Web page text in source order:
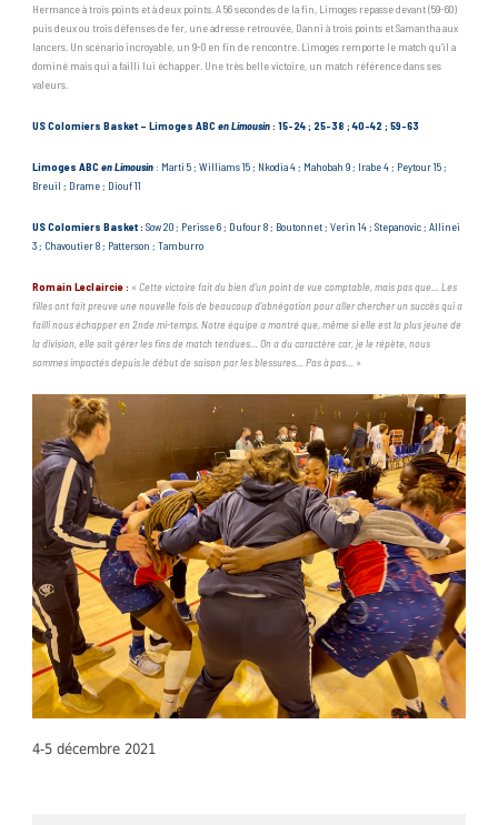
Hermance à trois points et à deux points. A 56 secondes de la fin, Limoges repasse devant (59-60)
puis deux ou trois défenses de fer, une adresse retrouvée, Danni à trois points et Samantha aux
lancers. Un scénario incroyable, un 9-0 en fin de rencontre. Limoges remporte le match qu’il a
dominé mais qui a failli lui échapper. Une très belle victoire, un match référence dans ses
valeurs.
US Colomiers Basket – Limoges ABCen Limousin: 15-24 ; 25-38 ; 40-42 ; 59-63
Limoges ABCen Limousin : Marti 5 ; Williams 15 ; Nkodia 4 ; Mahobah 9 ; Irabe 4 ; Peytour 15 ;
Breuil ; Drame ; Diouf 11
US Colomiers Basket : Sow 20 ; Perisse 6 ; Dufour 8 ; Boutonnet ; Verin 14 ; Stepanovic ; Allinei
3 ; Chavoutier 8 ; Patterson ; Tamburro
Romain Leclaircie : « Cette victoire fait du bien d’un point de vue comptable, mais pas que… Les
filles ont fait preuve une nouvelle fois de beaucoup d’abnégation pour aller chercher un succès qui a
failli nous échapper en 2nde mi-temps. Notre équipe a montré que, même si elle est la plus jeune de
la division, elle sait gérer les fins de match tendues… On a du caractère car, je le répète, nous
sommes impactés depuis le début de saison par les blessures… Pas à pas…
»
4-5 décembre 2021